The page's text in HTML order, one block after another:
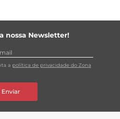
nossa Newsletter!
a política de privacidade do Zona
Enviar